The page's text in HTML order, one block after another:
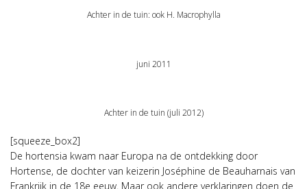
Achter in de tuin: ook H. Macrophylla
juni 2011
Achter in de tuin (juli 2012)
[squeeze_box2]
De hortensia kwam naar Europa na de ontdekking door
Hortense, de dochter van keizerin Joséphine de Beauharnais van
Frankrijk in de 18e eeuw. Maar ook andere verklaringen doen de